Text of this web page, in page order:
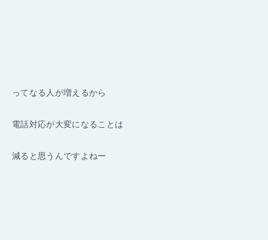
ってなる人が増えるから
電話対応が大変になることは
減ると思うんですよねー